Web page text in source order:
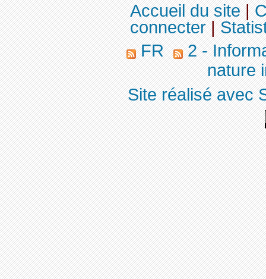
Accueil du site|
connecter|
FR
2 -
nature
Site réalisé avec